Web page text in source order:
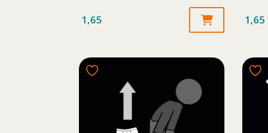
1,65 1,65